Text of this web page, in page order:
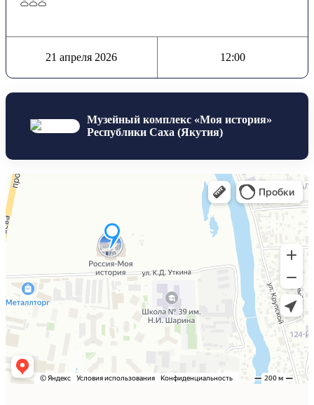
21 апреля 2026 12:00
Музейный комплекс «Моя история»
Республики Саха (Якутия)